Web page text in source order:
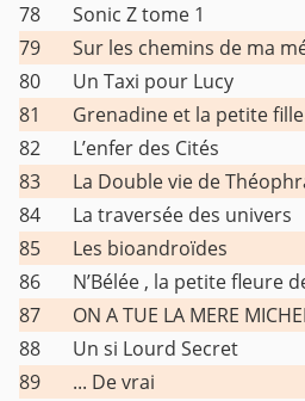
78
Sonic Z tome 1
79
Sur les chemins de ma
80
Un Taxi pour Lucy
81
Grenadine et la petite fille
82
L’enfer des Cités
83
La Double vie de
84
La traversée des univers
85
Les bioandroïdes
86
N’Bélée , la petite fleure
87
ON A TUE LA MERE
88
Un si Lourd Secret
89
... De vrai